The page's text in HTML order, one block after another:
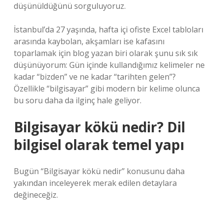
düşünüldüğünü sorguluyoruz.
İstanbul’da 27 yaşında, hafta içi ofiste Excel tabloları
arasında kaybolan, akşamları ise kafasını
toparlamak için blog yazan biri olarak şunu sık sık
düşünüyorum: Gün içinde kullandığımız kelimeler ne
kadar “bizden” ve ne kadar “tarihten gelen”?
Özellikle “bilgisayar” gibi modern bir kelime olunca
bu soru daha da ilginç hale geliyor.
Bilgisayar kökü nedir? Dil
bilgisel olarak temel yapı
Bugün “Bilgisayar kökü nedir” konusunu daha
yakından inceleyerek merak edilen detaylara
değineceğiz.